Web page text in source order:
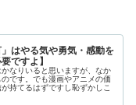
はやる気や勇気・感動を
ですよ】
なりいると思いますが、なか
です。でも漫画やアニメの価
持てるはずですし恥ずかしこ